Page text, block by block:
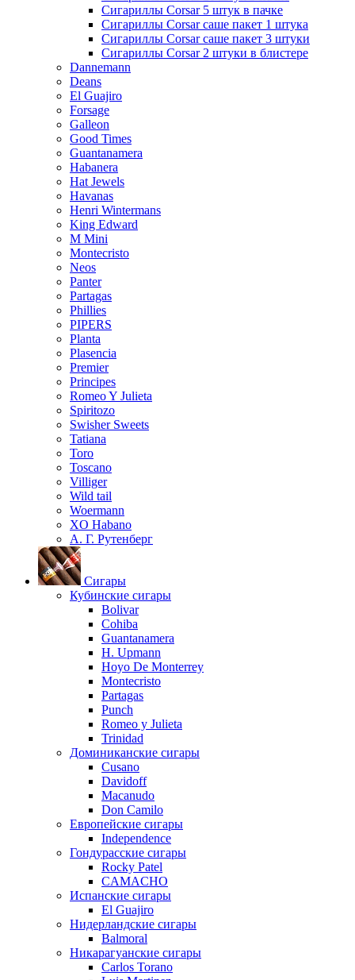
Сигариллы Corsar 5 штук в пачке
Сигариллы Corsar саше пакет 1 штука
Сигариллы Corsar саше пакет 3 штуки
Сигариллы Corsar 2 штуки в блистере
Dannemann
Deans
El Guajiro
Forsage
Galleon
Good Times
Guantanamera
Habanera
Hat Jewels
Havanas
Henri Wintermans
King Edward
M Mini
Montecristo
Neos
Panter
Partagas
Phillies
PIPERS
Planta
Plasencia
Premier
Principes
Romeo Y Julieta
Spiritozo
Swisher Sweets
Tatiana
Toro
Toscano
Villiger
Wild tail
Woermann
XO Habano
А. Г. Рутенберг
Сигары
Кубинские сигары
Bolivar
Cohiba
Guantanamera
H. Upmann
Hoyo De Monterrey
Montecristo
Partagas
Punch
Romeo y Julieta
Trinidad
Доминиканские сигары
Cusano
Davidoff
Macanudo
Don Camilo
Европейские сигары
Independence
Гондурасские сигары
Rocky Patel
CAMACHO
Испанские сигары
El Guajiro
Нидерландские сигары
Balmoral
Никарагуанские сигары
Carlos Torano